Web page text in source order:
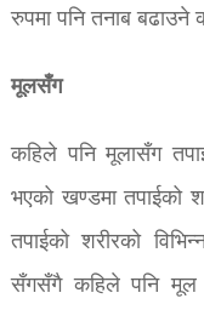
रुपमा पनि तनाब बढाउने
मूलसँग
कहिले पनि मूलासँग
भएको खण्डमा तपाईको
तपाईको शरीरको
सँगसँगै कहिले पनि मूल